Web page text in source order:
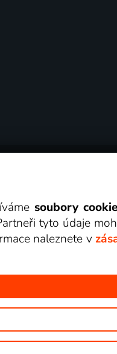
sledovat v Lepší.TV.
soubory cookie
tyto údaje
naleznete v